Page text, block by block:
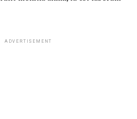
ADVERTISEMENT